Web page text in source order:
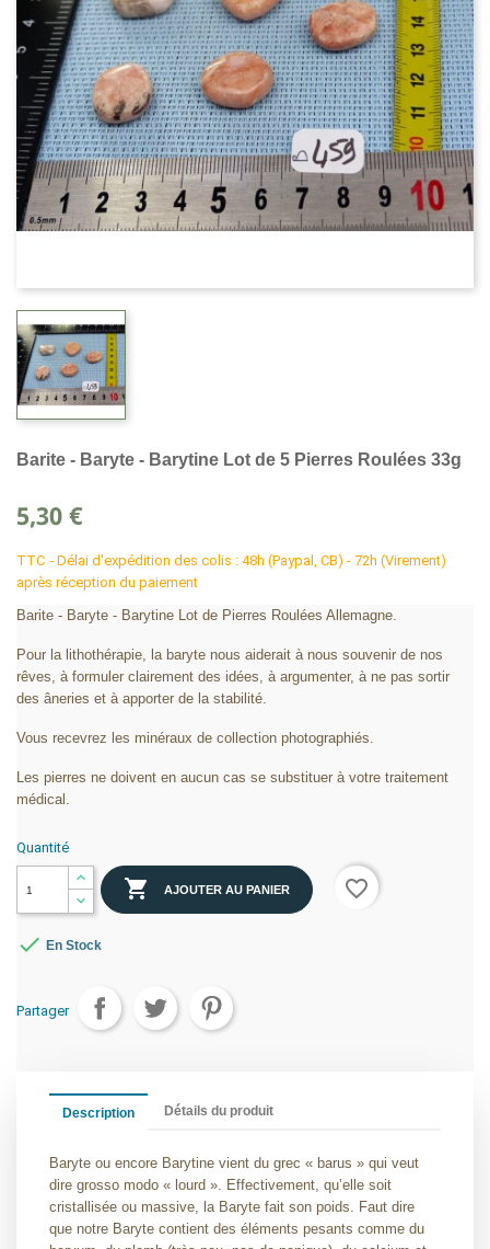
Barite - Baryte - Barytine Lot de 5 Pierres Roulées 33g
5,30 €
TTC
Délai d'expédition des colis : 48h (Paypal, CB) - 72h (Virement)
après réception du paiement
Barite - Baryte - Barytine Lot de Pierres Roulées Allemagne.
Pour la lithothérapie, la baryte nous aiderait à nous souvenir de nos
rêves, à formuler clairement des idées, à argumenter, à ne pas sortir
des âneries et à apporter de la stabilité.
Vous recevrez les minéraux de collection photographiés.
Les pierres ne doivent en aucun cas se substituer à votre traitement
médical.
Quantité
 AJOUTER AU PANIER favorite_border
 En Stock
Partager
Description Détails du produit
Baryte ou encore Barytine vient du grec « barus » qui veut
dire grosso modo « lourd ». Effectivement, qu’elle soit
cristallisée ou massive, la Baryte fait son poids. Faut dire
que notre Baryte contient des éléments pesants comme du